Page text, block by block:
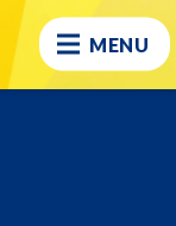
MENU